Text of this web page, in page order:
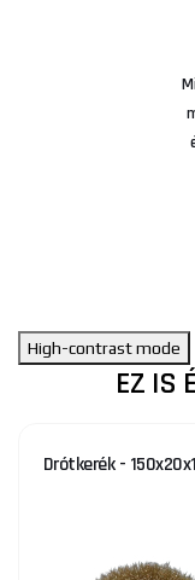
High-contrast mode
EZ IS
Drótkerék -